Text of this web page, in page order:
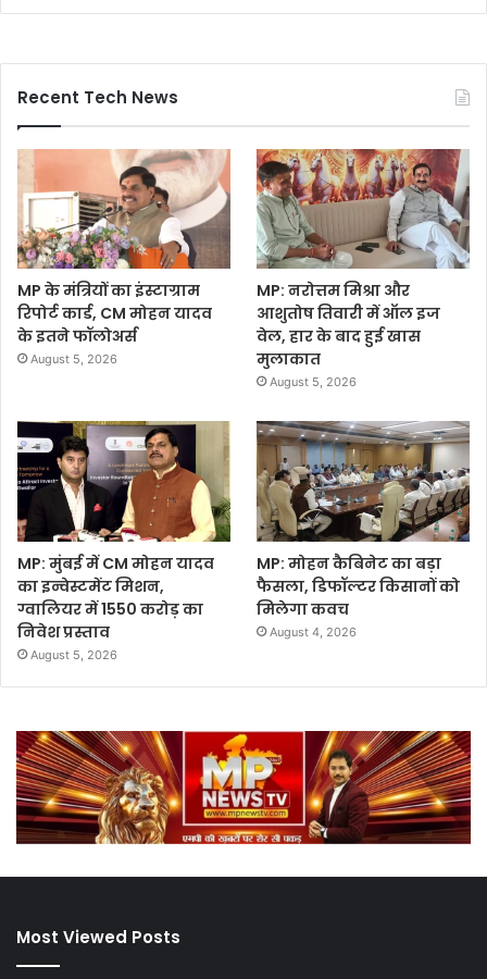
Recent Tech News
MP के मंत्रियों का इंस्टाग्राम
रिपोर्ट कार्ड, CM मोहन यादव
के इतने फॉलोअर्स
August 5, 2026
MP: नरोत्तम मिश्रा और
आशुतोष तिवारी में ऑल इज
वेल, हार के बाद हुई खास
मुलाकात
August 5, 2026
MP: मुंबई में CM मोहन यादव
का इन्वेस्टमेंट मिशन,
ग्वालियर में 1550 करोड़ का
निवेश प्रस्ताव
August 5, 2026
MP: मोहन कैबिनेट का बड़ा
फैसला, डिफॉल्टर किसानों को
मिलेगा कवच
August 4, 2026
Most Viewed Posts